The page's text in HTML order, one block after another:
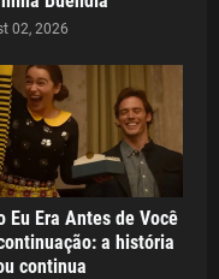
02, 2026
Eu Era Antes de Você
a história
continua